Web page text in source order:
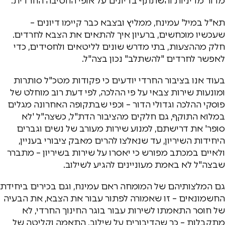
תא"ל במיל' עמינח, ממליץ ובצבא כבר קיימו דיונים –
שעכשיו מוכחשים, ברעיון איך להתאים את הצבא לחרדים.
חלק מההצעות, בתי מדרש שונים לליטאים ולחסידים, כדי
לאפשר לחרדים "להשתלב" נכון בצה"ל.
בעוד אנו בציבור החרדי יודעים כי פקודות מטכ"ל סותרות
ומונעות שירות צבאי על פי ההלכה, לפי דעת רוב מוחלט של
פוסקי ההלכה וגדולי הדור – וכפי שבתקופה האחרונה מגלים
במלוא התוקף, גם חלקים מהציבור הדת"ל, כשצה"ל 'לא
סופר' את דרישתם, למנוע שירות מעורב של נשים וגברים
היחידות השיריון, עד שנאלצו להרים מאבק ציבורי בעניין,
ולאיים במכתב מפורש כי יאסרו על שירות בשיריון – מתברר
שבצה"ל לא באמת מעוניינים להגיע לשילוב.
גם המלצותיהם של המומחה ראם עמינח, וגם בכירים ביחידת
החשמונאים – זו שאמורה לפתור עבור את הצבא, את הבעיה
של חוסר התאמתו לשירות עבור בוגר החינוך החרדי, לא
מתקבלות – כך שהדיבורים על שילוב, התאמה וקליטה של